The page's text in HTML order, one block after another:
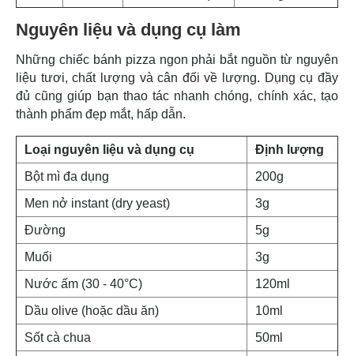
Nguyên liệu và dụng cụ làm
Những chiếc bánh pizza ngon phải bắt nguồn từ nguyên
liệu tươi, chất lượng và cân đối về lượng. Dụng cụ đầy
đủ cũng giúp bạn thao tác nhanh chóng, chính xác, tạo
thành phẩm đẹp mắt, hấp dẫn.
Loại nguyên liệu và dụng cụ
Định lượng
Bột mì đa dụng
200g
Men nở instant (dry yeast)
3g
Đường
5g
Muối
3g
Nước ấm (30 - 40°C)
120ml
Dầu olive (hoặc dầu ăn)
10ml
Sốt cà chua
50ml